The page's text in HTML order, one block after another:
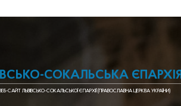
СОКАЛЬСЬКА ЄПАРХІЯ
САЙТ ЛЬВІВСЬКО-СОКАЛЬСЬКОЇ ЄПАРХІЇ (ПРАВОСЛАВНА ЦЕРКВА УКРАЇНИ)